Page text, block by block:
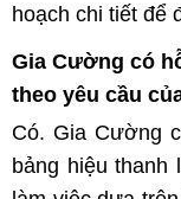
hoạch chi tiết để
Gia Cường có
theo yêu cầu
Có. Gia Cường
bảng hiệu thanh